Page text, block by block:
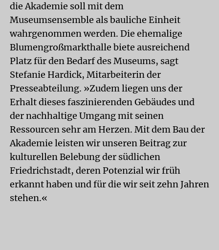
die Akademie soll mit dem
Museumsensemble als bauliche Einheit
wahrgenommen werden. Die ehemalige
Blumengroßmarkthalle biete ausreichend
Platz für den Bedarf des Museums, sagt
Stefanie Hardick, Mitarbeiterin der
Presseabteilung. »Zudem liegen uns der
Erhalt dieses faszinierenden Gebäudes und
der nachhaltige Umgang mit seinen
Ressourcen sehr am Herzen. Mit dem Bau der
Akademie leisten wir unseren Beitrag zur
kulturellen Belebung der südlichen
Friedrichstadt, deren Potenzial wir früh
erkannt haben und für die wir seit zehn Jahren
stehen.«